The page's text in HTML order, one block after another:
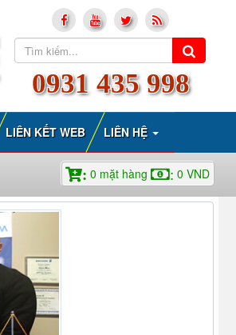
0931 435 998
LIÊN KẾT WEB LIÊN HỆ
: 0 mặt hàng : 0 VND